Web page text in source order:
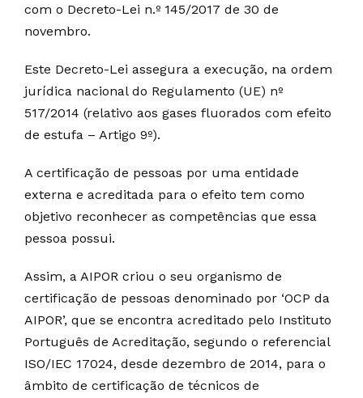
com o Decreto-Lei n.º 145/2017 de 30 de
novembro.
Este Decreto-Lei assegura a execução, na ordem
jurídica nacional do Regulamento (UE) nº
517/2014 (relativo aos gases fluorados com efeito
de estufa – Artigo 9º).
A certificação de pessoas por uma entidade
externa e acreditada para o efeito tem como
objetivo reconhecer as competências que essa
pessoa possui.
Assim, a AIPOR criou o seu organismo de
certificação de pessoas denominado por ‘OCP da
AIPOR’, que se encontra acreditado pelo Instituto
Português de Acreditação, segundo o referencial
ISO/IEC 17024, desde dezembro de 2014, para o
âmbito de certificação de técnicos de